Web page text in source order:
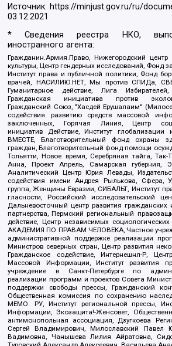
Источник: https://minjust.gov.ru/ru/
03.12.2021
* Сведения реестра НКО,
иностранного агента:
Гражданин.Армия.Право, Нижегородский
культуры, Центр гендерных исследований, Фонд
Институт права и публичной политики, Фонд
врачей, НАСИЛИЮ.НЕТ, Мы против СПИДа,
Гуманитарное действие, Лига
Гражданская инициатива против
Гражданский Союз, "Хасдей Ерушалаим"
содействия развитию средств массовой
заключенных, Горячая Линия, Центр
инициатив Действие, Институт
ВМЕСТЕ, Благотворительный фонд охраны
граждан, Благотворительный фонд помощи
Тольятти, Новое время, Серебряная тайга, Так-
Анна, Проект Апрель, Самарская губерния,
Аналитический Центр Юрия Левады,
содействия имени Андрея Рылькова, Сфера,
группа, Женщины Евразии, СИБАЛЬТ, Институт
гласности, Российский исследовательский
Дальневосточный центр развития
партнерства, Пермский региональный
действие, Центр независимых
АКАДЕМИЯ ПО ПРАВАМ ЧЕЛОВЕКА, Частное
административной поддержке реализации
Министров северных стран, Центр развития
Гражданское содействие, Интернешнл-Р,
Массовой Информации, Институт развития
учреждение в Санкт-Петербурге по
реализации программ и проектов Совета
поддержки свободы прессы, Гражданский
Общественная комиссия по сохранению
МЕМО. РУ, Институт региональной прессы,
Информации, Экозащита!-Женсовет,
антимонопольная ассоциация, Дзугкоева
Сергей Владимирович, Милославский Павел
Вадимовна, Чанышева Лилия Айратовна,